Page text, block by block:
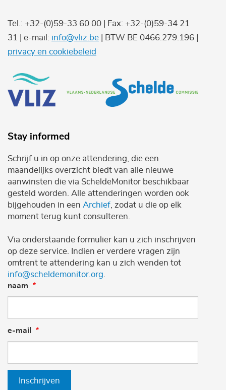
Tel.: +32-(0)59-33 60 00 | Fax: +32-(0)59-34 21
31 | e-mail: info@vliz.be | BTW BE 0466.279.196 |
privacy en cookiebeleid
Stay informed
Schrijf u in op onze attendering, die een
maandelijks overzicht biedt van alle nieuwe
aanwinsten die via ScheldeMonitor beschikbaar
gesteld worden. Alle attenderingen worden ook
bijgehouden in een Archief , zodat u die op elk
moment terug kunt consulteren.
Via onderstaande formulier kan u zich inschrijven
op deze service. Indien er verdere vragen zijn
omtrent te attendering kan u zich wenden tot
info@scheldemonitor.org
naam
e-mail
Inschrijven